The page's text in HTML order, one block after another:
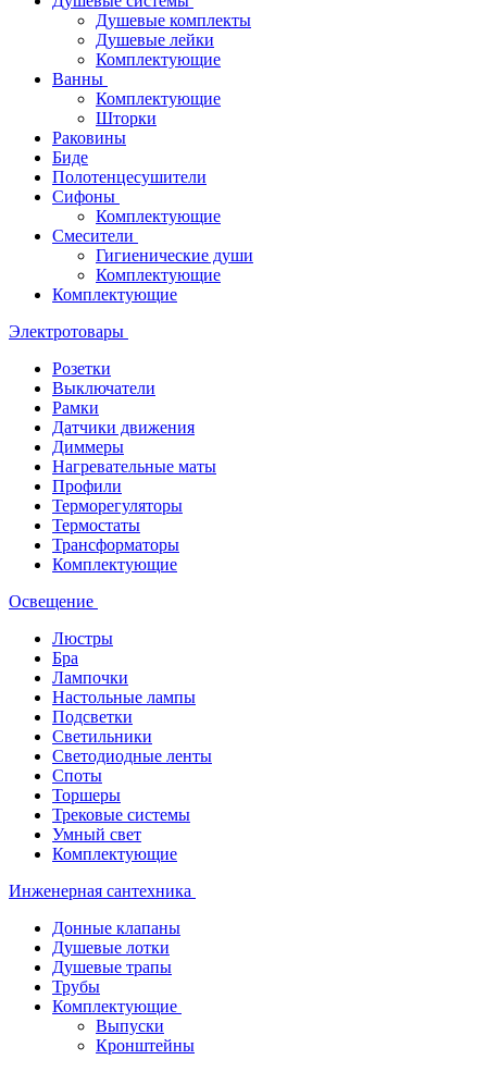
Душевые комплекты
Душевые лейки
Комплектующие
Ванны
Комплектующие
Шторки
Раковины
Биде
Полотенцесушители
Сифоны
Комплектующие
Смесители
Гигиенические души
Комплектующие
Комплектующие
Электротовары
Розетки
Выключатели
Рамки
Датчики движения
Диммеры
Нагревательные маты
Профили
Терморегуляторы
Термостаты
Трансформаторы
Комплектующие
Освещение
Люстры
Бра
Лампочки
Настольные лампы
Подсветки
Светильники
Светодиодные ленты
Споты
Торшеры
Трековые системы
Умный свет
Комплектующие
Инженерная сантехника
Донные клапаны
Душевые лотки
Душевые трапы
Трубы
Комплектующие
Выпуски
Кронштейны